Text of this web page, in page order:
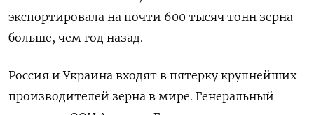
экспортировала на почти 600 тысяч тонн зерна
больше, чем год назад.
Россия и Украина входят в пятерку крупнейших
производителей зерна в мире. Генеральный